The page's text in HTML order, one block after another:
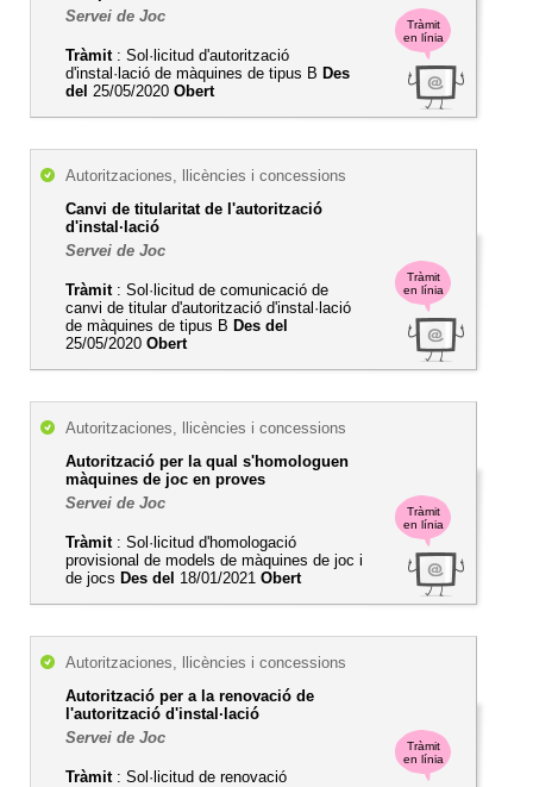
Tràmit
en línia
Servei de Joc
Tràmit: Sol·licitud d'autorització
d'instal·lació de màquines de tipus B Des
del 25/05/2020 Obert
Tràmit
en línia
Autoritzaciones, llicències i concessions
Canvi de titularitat de l'autorització
d'instal·lació
Servei de Joc
Tràmit: Sol·licitud de comunicació de
canvi de titular d'autorització d'instal·lació
de màquines de tipus B Des del
25/05/2020 Obert
Tràmit
en línia
Autoritzaciones, llicències i concessions
Autorització per la qual s'homologuen
màquines de joc en proves
Servei de Joc
Tràmit: Sol·licitud d'homologació
provisional de models de màquines de joc i
de jocs Des del 18/01/2021 Obert
Tràmit
en línia
Autoritzaciones, llicències i concessions
Autorització per a la renovació de
l'autorització d'instal·lació
Servei de Joc
Tràmit: Sol·licitud de renovació